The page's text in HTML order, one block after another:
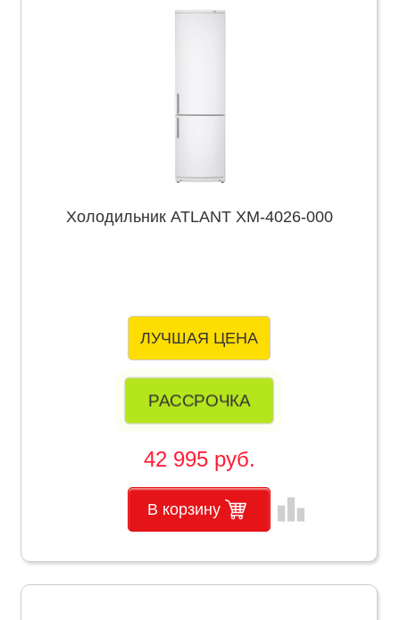
Холодильник ATLANT ХМ-4026-000
ЛУЧШАЯ ЦЕНА
РАССРОЧКА
42 995 руб.
В корзину leaderboard